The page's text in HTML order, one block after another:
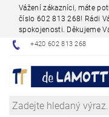
Vážení zákazníci, máte
číslo 602 813 268! Rádi
spokojenosti. Děkujeme
+420 602 813 268